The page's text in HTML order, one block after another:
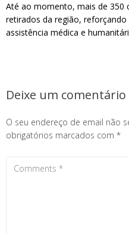
Até ao momento, mais de 350
retirados da região,
assistência médica e
Deixe um comentário
O seu endereço de email não
obrigatórios marcados com *